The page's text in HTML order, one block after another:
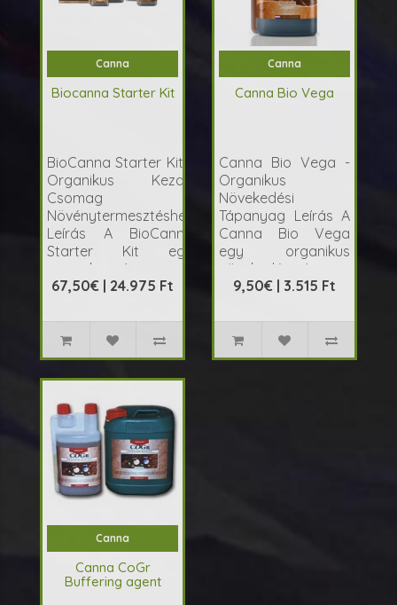
Canna
Biocanna Starter Kit
BioCanna Starter Kit -
Organikus Kezdő
Csomag
Növénytermesztéshez
Leírás A BioCanna
Starter Kit egy
organikus tápa..
67,50€ | 24.975 Ft
Canna
Canna Bio Vega
Canna Bio Vega -
Organikus
Növekedési
Tápanyag Leírás A
Canna Bio Vega
egy organikus
növekedési tápany..
9,50€ | 3.515 Ft
Canna
Canna CoGr
Buffering agent